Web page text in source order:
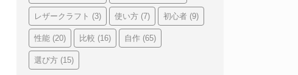
レザークラフト (3) 使い方 (7) 初心者 (9)
性能 (20) 比較 (16) 自作 (65)
選び方 (15)